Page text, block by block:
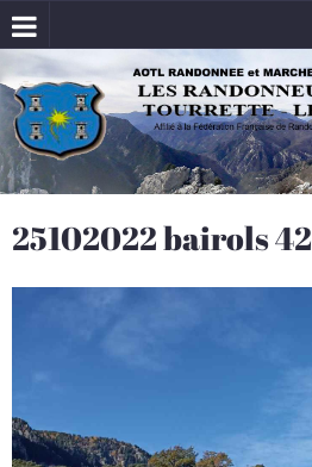
25102022 bairols 42